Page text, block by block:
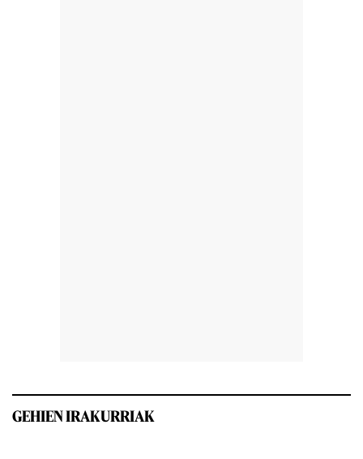
GEHIEN IRAKURRIAK